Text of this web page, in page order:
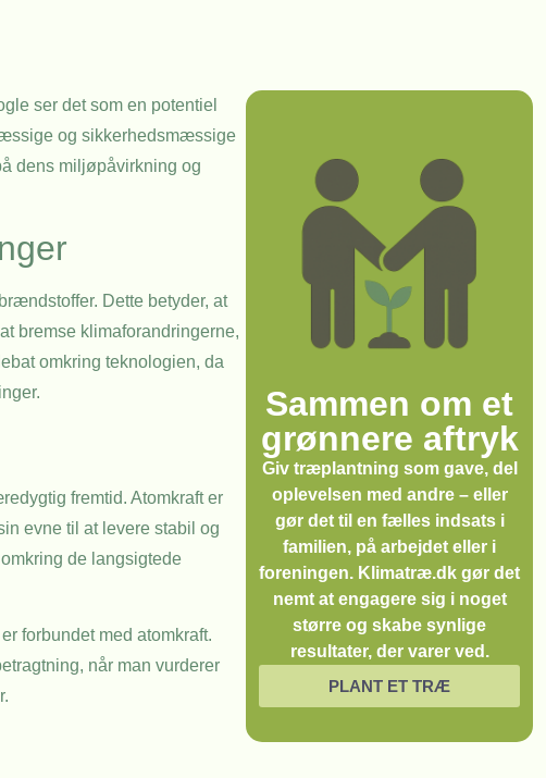
ser det som en potentiel
og sikkerhedsmæssige
dens miljøpåvirkning og
Dette betyder, at
bremse klimaforandringerne,
omkring teknologien, da
fremtid. Atomkraft er
evne til at levere stabil og
de langsigtede
forbundet med atomkraft.
når man vurderer
Sammen om et
grønnere aftryk
Giv træplantning som gave, del
oplevelsen med andre – eller
gør det til en fælles indsats i
familien, på arbejdet eller i
foreningen. Klimatræ.dk gør det
nemt at engagere sig i noget
større og skabe synlige
resultater, der varer ved.
PLANT ET TRÆ